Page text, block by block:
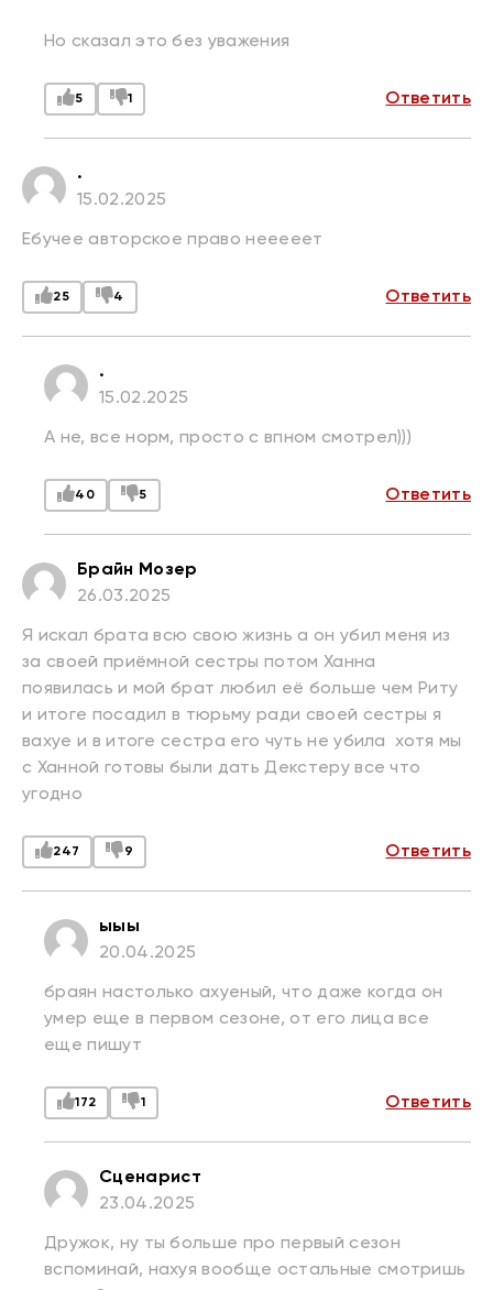
Но сказал это без уважения
5 1 Ответить
.
15.02.2025
Ебучее авторское право нееееет
25 4 Ответить
.
15.02.2025
А не, все норм, просто с впном смотрел)))
40 5 Ответить
Брайн Мозер
26.03.2025
Я искал брата всю свою жизнь а он убил меня из
за своей приёмной сестры потом Ханна
появилась и мой брат любил её больше чем Риту
и итоге посадил в тюрьму ради своей сестры я
вахуе и в итоге сестра его чуть не убила хотя мы
с Ханной готовы были дать Декстеру все что
угодно
247 9 Ответить
ыыы
20.04.2025
браян настолько ахуеный, что даже когда он
умер еще в первом сезоне, от его лица все
еще пишут
172 1 Ответить
Сценарист
23.04.2025
Дружок, ну ты больше про первый сезон
вспоминай, нахуя вообще остальные смотришь